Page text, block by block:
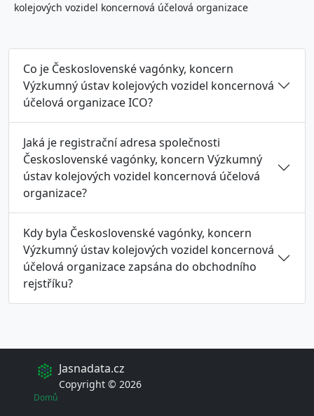
kolejových vozidel koncernová účelová organizace
Co je Československé vagónky, koncern
Výzkumný ústav kolejových vozidel koncernová
účelová organizace ICO?
Jaká je registrační adresa společnosti
Československé vagónky, koncern Výzkumný
ústav kolejových vozidel koncernová účelová
organizace?
Kdy byla Československé vagónky, koncern
Výzkumný ústav kolejových vozidel koncernová
účelová organizace zapsána do obchodního
rejstříku?
Jasnadata.cz
Copyright © 2026
Domů